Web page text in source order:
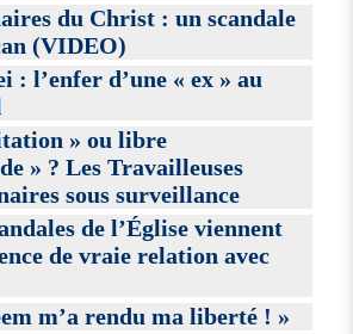
du Christ : un scandale
(VIDEO)
: l’enfer d’une « ex » au
» ou libre
» ? Les Travailleuses
sous surveillance
de l’Église viennent
de vraie relation avec
m’a rendu ma liberté ! »